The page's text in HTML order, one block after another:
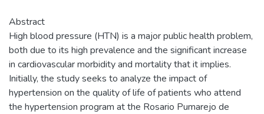
Abstract
High blood pressure (HTN) is a major public health problem,
both due to its high prevalence and the significant increase
in cardiovascular morbidity and mortality that it implies.
Initially, the study seeks to analyze the impact of
hypertension on the quality of life of patients who attend
the hypertension program at the Rosario Pumarejo de